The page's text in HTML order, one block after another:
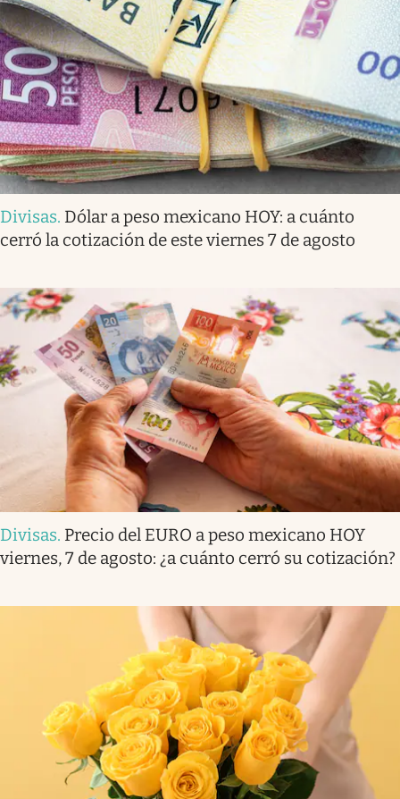
Divisas. Dólar a peso mexicano HOY: a cuánto
cerró la cotización de este viernes 7 de agosto
Divisas. Precio del EURO a peso mexicano HOY
viernes, 7 de agosto: ¿a cuánto cerró su cotización?